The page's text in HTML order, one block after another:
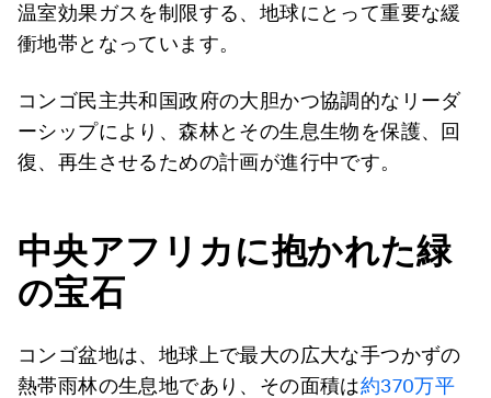
温室効果ガスを制限する、地球にとって重要な緩
衝地帯となっています。
コンゴ民主共和国政府の大胆かつ協調的なリーダ
ーシップにより、森林とその生息生物を保護、回
復、再生させるための計画が進行中です。
中央アフリカに抱かれた緑
の宝石
コンゴ盆地は、地球上で最大の広大な手つかずの
熱帯雨林の生息地であり、その面積は約370万平